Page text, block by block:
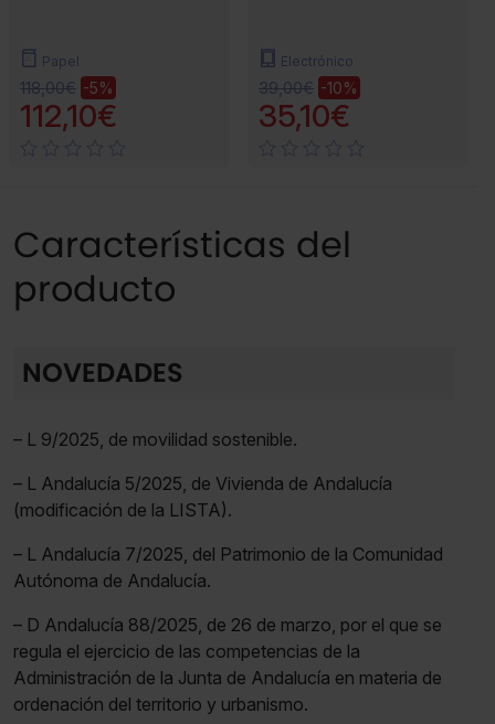
Papel
118,00€ -5%
112,10€
Electrónico
39,00€ -10%
35,10€
Características del
producto
NOVEDADES
– L 9/2025, de movilidad sostenible.
– L Andalucía 5/2025, de Vivienda de Andalucía
(modificación de la LISTA).
– L Andalucía 7/2025, del Patrimonio de la Comunidad
Autónoma de Andalucía.
– D Andalucía 88/2025, de 26 de marzo, por el que se
regula el ejercicio de las competencias de la
Administración de la Junta de Andalucía en materia de
ordenación del territorio y urbanismo.